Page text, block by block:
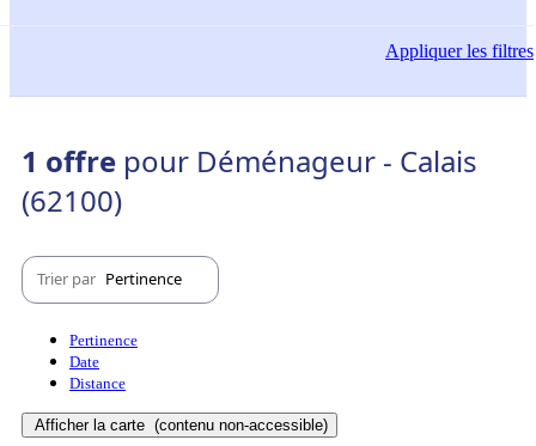
Appliquerles filtres
1 offre pour Déménageur - Calais
(62100)
Trier par Pertinence
Pertinence
Date
Distance
Afficher la carte (contenu non-accessible)